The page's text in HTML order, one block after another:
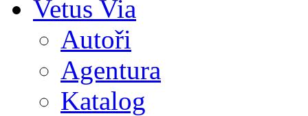
Vetus Via
Autoři
Agentura
Katalog